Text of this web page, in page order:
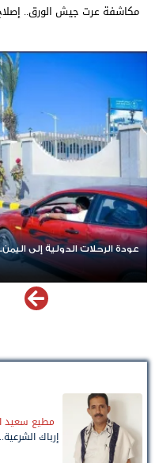
مكاشفة عرت جيش الورق..
اشترك الآن في قناة
مطيع سعيد
إرباك